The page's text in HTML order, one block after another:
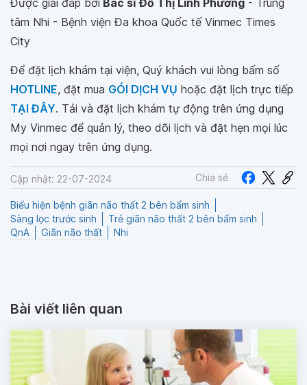
Được giải đáp bởi Bác sĩ Đỗ Thị Linh Phương - Trung
tâm Nhi - Bệnh viện Đa khoa Quốc tế Vinmec Times
City
Để đặt lịch khám tại viện, Quý khách vui lòng bấm số
HOTLINE, đặt mua GÓI DỊCH VỤ hoặc đặt lịch trực tiếp
TẠI ĐÂY. Tải và đặt lịch khám tự động trên ứng dụng
My Vinmec để quản lý, theo dõi lịch và đặt hẹn mọi lúc
mọi nơi ngay trên ứng dụng.
Cập nhật: 22-07-2024 Chia sẻ
Biểu hiện bệnh giãn não thất 2 bên bẩm sinh
Sàng lọc trước sinh
Trẻ giãn não thất 2 bên bẩm sinh
QnA
Giãn não thất Nhi
Bài viết liên quan